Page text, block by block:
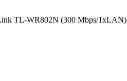
TL-WR802N (300 Mbps/1xLAN)